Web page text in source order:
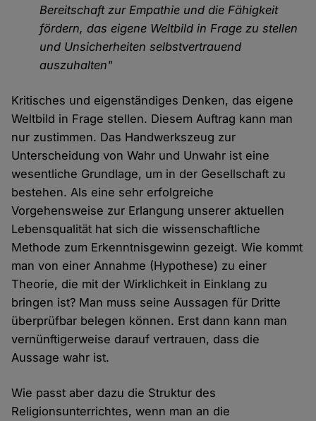
Bereitschaft zur Empathie und die Fähigkeit
fördern, das eigene Weltbild in Frage zu stellen
und Unsicherheiten selbstvertrauend
auszuhalten"
Kritisches und eigenständiges Denken, das eigene
Weltbild in Frage stellen. Diesem Auftrag kann man
nur zustimmen. Das Handwerkszeug zur
Unterscheidung von Wahr und Unwahr ist eine
wesentliche Grundlage, um in der Gesellschaft zu
bestehen. Als eine sehr erfolgreiche
Vorgehensweise zur Erlangung unserer aktuellen
Lebensqualität hat sich die wissenschaftliche
Methode zum Erkenntnisgewinn gezeigt. Wie kommt
man von einer Annahme (Hypothese) zu einer
Theorie, die mit der Wirklichkeit in Einklang zu
bringen ist? Man muss seine Aussagen für Dritte
überprüfbar belegen können. Erst dann kann man
vernünftigerweise darauf vertrauen, dass die
Aussage wahr ist.
Wie passt aber dazu die Struktur des
Religionsunterrichtes, wenn man an die